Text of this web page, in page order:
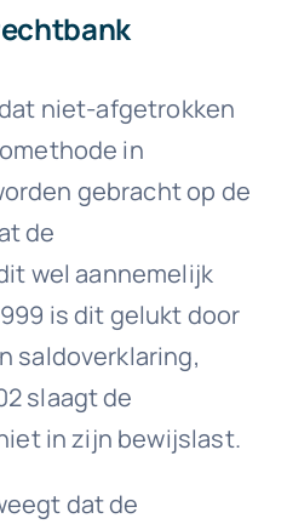
niet-afgetrokken
in
gebracht op de
de
wel aannemelijk
is dit gelukt door
saldoverklaring,
slaagt de
in zijn bewijslast.
dat de